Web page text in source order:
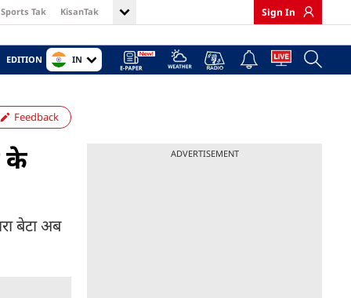
Sports Tak KisanTak Sign In
EDITION IN
Feedback
के
बेटा अब
ADVERTISEMENT